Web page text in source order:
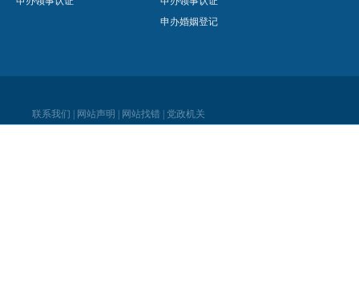
申办婚姻登记
联系我们 网站声明 网站找错 党政机关